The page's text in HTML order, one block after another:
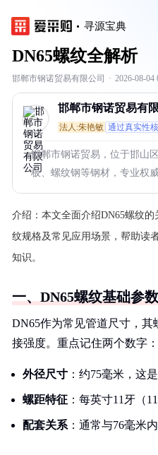
寻源宝典
DN65螺纹全解析
邯郸市钢诺贸易有限公司 · 2026-08-04
邯郸市钢诺贸易有
法人:朱艳敏 通过真实性
邯郸市钢诺贸易，位于邯山
板、螺纹钢等钢材，专业权
介绍： 本文全面介绍DN65螺纹
纹规格及常见应用场景，帮助读
知识。
一、DN65螺纹基础参数
DN65作为常见管道尺寸，
接强度。重点记住两个数字：
外径尺寸 ：约75毫米，这
螺距特征 ：每英寸11牙（
配套关系 ：通常与76毫米